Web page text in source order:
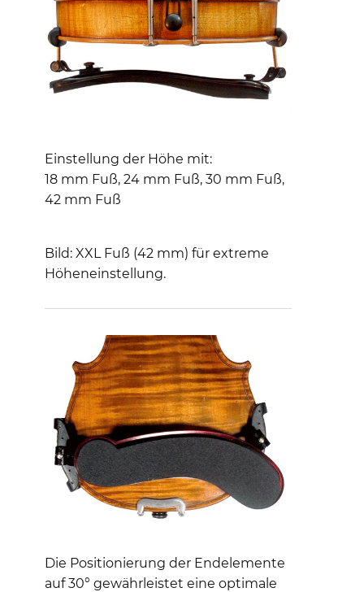
Einstellung der Höhe mit:
18 mm Fuß, 24 mm Fuß, 30 mm Fuß,
42 mm Fuß
Bild: XXL Fuß (42 mm) für extreme
Höheneinstellung.
Die Positionierung der Endelemente
auf 30° gewährleistet eine optimale